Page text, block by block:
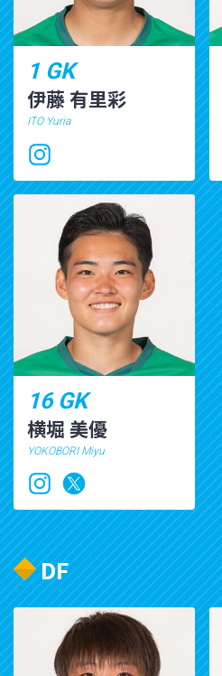
1 GK
伊藤 有里彩
ITO Yuria
16 GK
横堀 美優
YOKOBORI Miyu
DF